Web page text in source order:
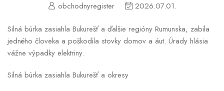
obchodnyregister 2026.07.01.
Silná búrka zasiahla Bukurešť a ďalšie regióny Rumunska, zabila
jedného človeka a poškodila stovky domov a áut. Úrady hlásia
vážne výpadky elektriny.
Silná búrka zasiahla Bukurešť a okresy